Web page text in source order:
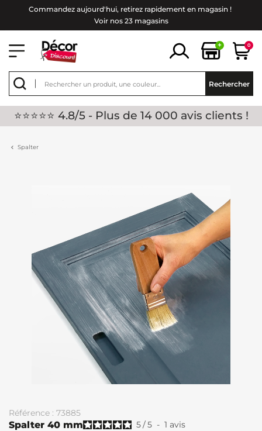
Commandez aujourd'hui, retirez rapidement en magasin !
Voir nos 23 magasins
+ 0
Rechercher
⭐⭐⭐⭐⭐ 4.8/5 - Plus de 14 000 avis clients !
Spalter
Référence : 73885
Spalter 40 mm 5/5 - 1 avis